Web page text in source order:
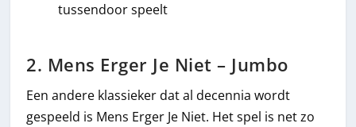
tussendoor speelt
2. Mens Erger Je Niet – Jumbo
Een andere klassieker dat al decennia wordt
gespeeld is Mens Erger Je Niet. Het spel is net zo